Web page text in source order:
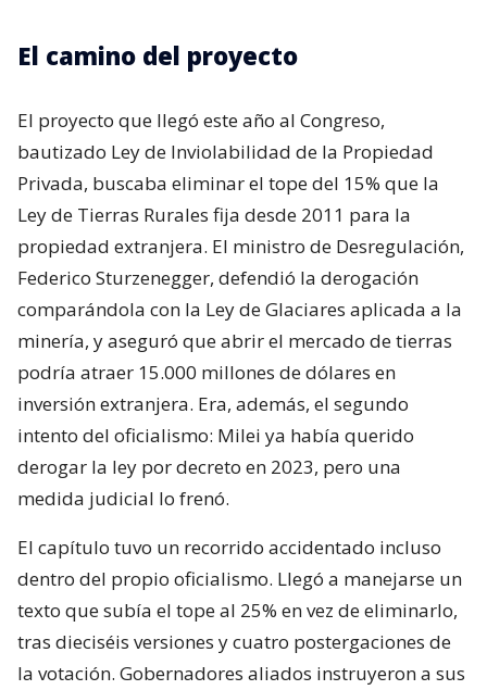
El camino del proyecto
El proyecto que llegó este año al Congreso,
bautizado Ley de Inviolabilidad de la Propiedad
Privada, buscaba eliminar el tope del 15% que la
Ley de Tierras Rurales fija desde 2011 para la
propiedad extranjera. El ministro de Desregulación,
Federico Sturzenegger, defendió la derogación
comparándola con la Ley de Glaciares aplicada a la
minería, y aseguró que abrir el mercado de tierras
podría atraer 15.000 millones de dólares en
inversión extranjera. Era, además, el segundo
intento del oficialismo: Milei ya había querido
derogar la ley por decreto en 2023, pero una
medida judicial lo frenó.
El capítulo tuvo un recorrido accidentado incluso
dentro del propio oficialismo. Llegó a manejarse un
texto que subía el tope al 25% en vez de eliminarlo,
tras dieciséis versiones y cuatro postergaciones de
la votación. Gobernadores aliados instruyeron a sus